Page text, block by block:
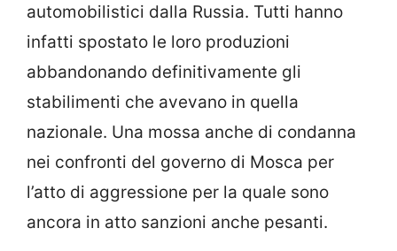
automobilistici dalla Russia. Tutti hanno
infatti spostato le loro produzioni
abbandonando definitivamente gli
stabilimenti che avevano in quella
nazionale. Una mossa anche di condanna
nei confronti del governo di Mosca per
l’atto di aggressione per la quale sono
ancora in atto sanzioni anche pesanti.